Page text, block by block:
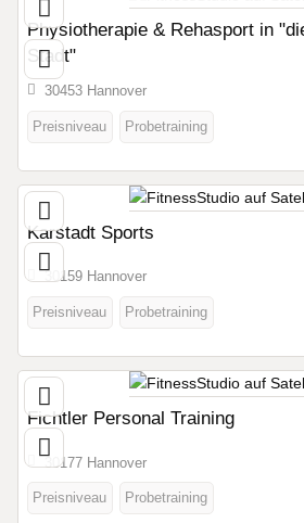
Physiotherapie & Rehasport in
Stadt"
30453 Hannover
Preisniveau Probetraining
Karstadt Sports
30159 Hannover
Preisniveau Probetraining
Fichtler Personal Training
30177 Hannover
Preisniveau Probetraining